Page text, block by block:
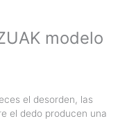
modelo
el desorden, las
el dedo producen una